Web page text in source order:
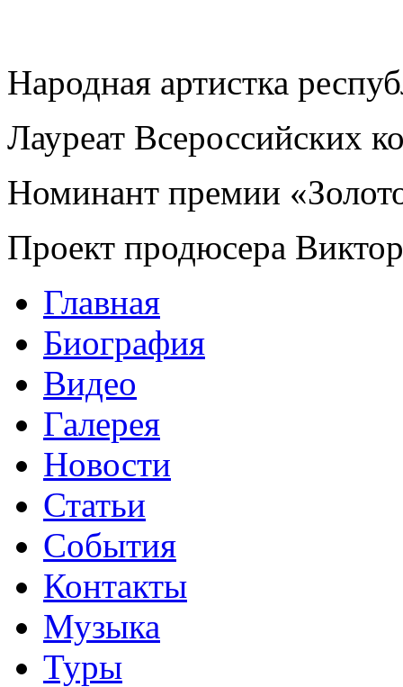
Народная артистка
Лауреат Всероссийских
Номинант премии
Проект продюсера
Главная
Биография
Видео
Галерея
Новости
Статьи
События
Контакты
Музыка
Туры